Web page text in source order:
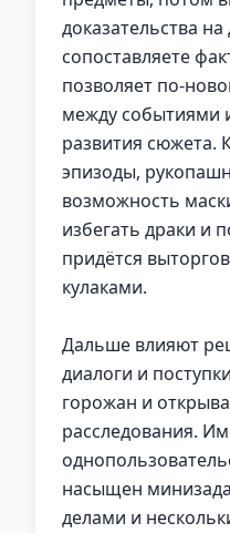
доказательства
сопоставляете
позволяет по-
между событиями
развития сюжета.
эпизоды,
возможность
избегать драки и
придётся
кулаками.
Дальше влияют
диалоги и
горожан и
расследования.
насыщен
делами и